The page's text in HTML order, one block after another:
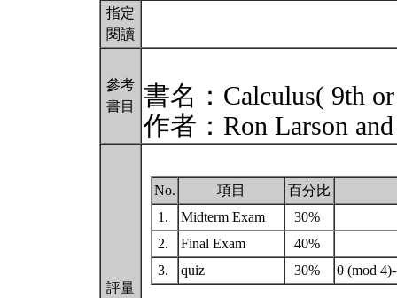
指定
閱讀
參考
書目
書名：Calculus( 9th
作者：Ron Larson
評量
No. 項目
百分比
1.
Midterm Exam
30%
2.
Final Exam
40%
3.
quiz 30% 0 (mod